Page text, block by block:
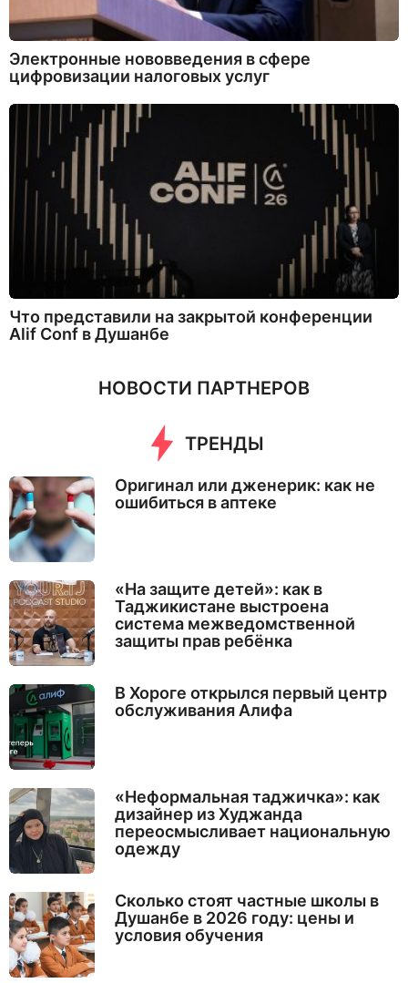
Электронные нововведения в сфере
цифровизации налоговых услуг
Что представили на закрытой конференции
Alif Conf в Душанбе
НОВОСТИ ПАРТНЕРОВ
ТРЕНДЫ
Оригинал или дженерик: как не
ошибиться в аптеке
«На защите детей»: как в
Таджикистане выстроена
система межведомственной
защиты прав ребёнка
В Хороге открылся первый центр
обслуживания Алифа
«Неформальная таджичка»: как
дизайнер из Худжанда
переосмысливает национальную
одежду
Сколько стоят частные школы в
Душанбе в 2026 году: цены и
условия обучения